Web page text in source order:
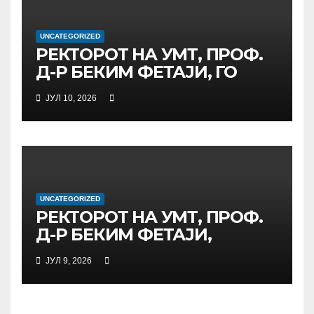
ОБРАЗОВАНИЕ И
ГЛОБАЛНО ГРАЃАНСТВО
UNCATEGORIZED
РЕКТОРОТ НА УМТ, ПРОФ.
Д-Р БЕКИМ ФЕТАЈИ, ГО
ПРЕЧЕКА НА ОФИЦИЈАЛНА
СРЕДБА ГЕНЕРАЛНИОТ
ДИРЕКТОР НА АД МЕПСО,
Д-Р БУРИМ ЛАТИФИ
ЈУЛ 10, 2026
UNCATEGORIZED
РЕКТОРОТ НА УМТ, ПРОФ.
Д-Р БЕКИМ ФЕТАЈИ,
ОДРЖА РАБОТНА СРЕДБА
СО ДИРЕКТОРОТ ОД
УНИВЕРЗИТЕТОТ SUBÜ ОД
ЈУЛ 9, 2026